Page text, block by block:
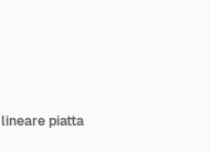
piatta